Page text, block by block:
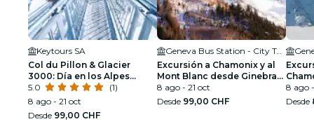
Keytours SA
Col du Pillon & Glacier
3000: Día en los Alpes
suizos
5.0
(1)
8 ago - 21 oct
Desde 99,00 CHF
Geneva Bus Station - City Tour
Excursión a Chamonix y al
Mont Blanc desde Ginebra
(solo en inglés)
8 ago - 21 oct
Desde 99,00 CHF
8 ago
Desde